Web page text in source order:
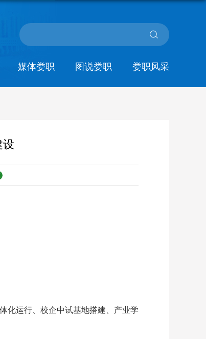
媒体娄职 图说娄职 娄职风采
设
化运行、校企中试基地搭建、产业学